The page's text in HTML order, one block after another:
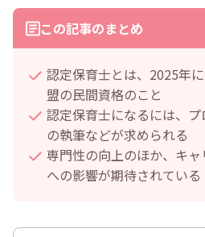
この記事のまとめ
認定保育士とは、2025年に
盟の民間資格のこと
認定保育士になるには、プ
の執筆などが求められる
専門性の向上のほか、キャ
への影響が期待されている